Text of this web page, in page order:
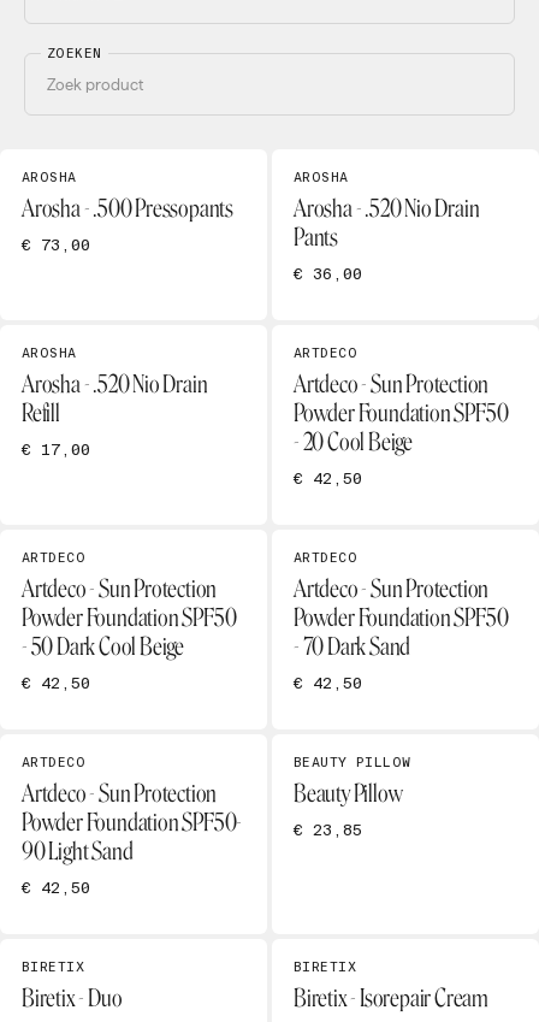
ZOEKEN
AROSHA
Arosha - .500 Pressopants
€ 73,00
AROSHA
Arosha - .520 Nio Drain
Pants
€ 36,00
AROSHA
Arosha - .520 Nio Drain
Refill
€ 17,00
ARTDECO
Artdeco - Sun Protection
Powder Foundation SPF50
- 20 Cool Beige
€ 42,50
ARTDECO
Artdeco - Sun Protection
Powder Foundation SPF50
- 50 Dark Cool Beige
€ 42,50
ARTDECO
Artdeco - Sun Protection
Powder Foundation SPF50
- 70 Dark Sand
€ 42,50
ARTDECO
Artdeco - Sun Protection
Powder Foundation SPF50-
90 Light Sand
€ 42,50
BEAUTY PILLOW
Beauty Pillow
€ 23,85
BIRETIX
Biretix - Duo
BIRETIX
Biretix - Isorepair Cream